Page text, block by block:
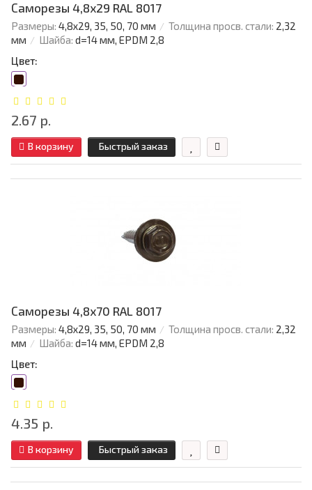
Саморезы 4,8х29 RAL 8017
Размеры: 4,8х29, 35, 50, 70 мм Толщина просв. стали: 2,32
мм
Шайба: d=14 мм, EPDM 2,8
Цвет:
2.67 р.
В корзину Быстрый заказ
Саморезы 4,8х70 RAL 8017
Размеры: 4,8х29, 35, 50, 70 мм Толщина просв. стали: 2,32
мм
Шайба: d=14 мм, EPDM 2,8
Цвет:
4.35 р.
В корзину Быстрый заказ